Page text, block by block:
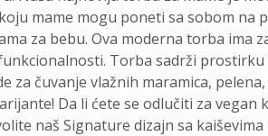
mame mogu poneti sa sobom na
za bebu. Ova moderna torba ima
Torba sadrži
za čuvanje vlažnih maramica,
Da li ćete se odlučiti za
naš Signature dizajn sa